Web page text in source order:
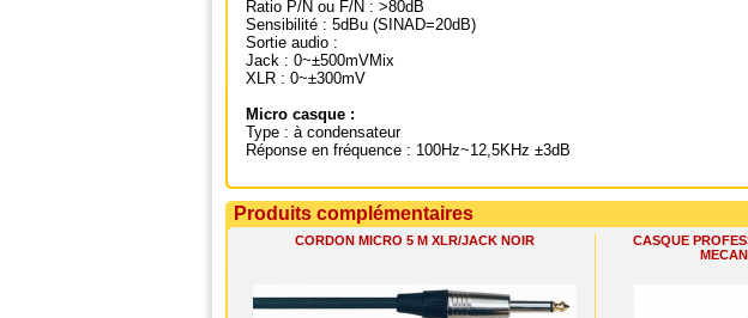
Ratio P/N ou F/N : >80dB
Sensibilité : 5dBu (SINAD=20dB)
Sortie audio :
Jack : 0~±500mVMix
XLR : 0~±300mV
Micro casque :
Type : à condensateur
Réponse en fréquence : 100Hz~12,5KHz ±3dB
Produits complémentaires
CORDON MICRO 5 M XLR/JACK NOIR
CASQUE